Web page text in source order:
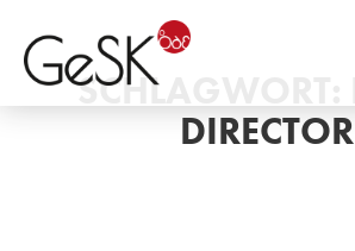
SCHLAGWORT:
DIRECTOR